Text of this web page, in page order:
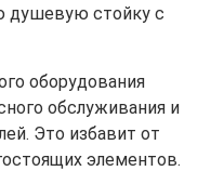
душевую стойку с
оборудования
обслуживания и
Это избавит от
элементов.